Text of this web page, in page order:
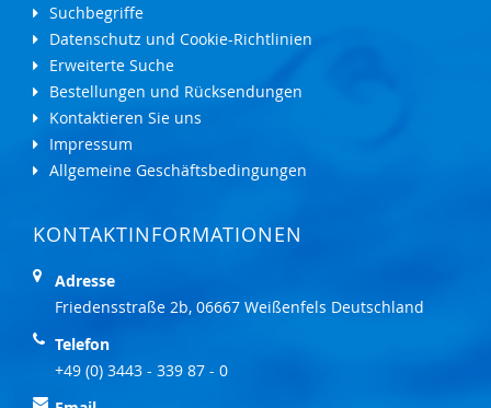
Suchbegriffe
Datenschutz und Cookie-Richtlinien
Erweiterte Suche
Bestellungen und Rücksendungen
Kontaktieren Sie uns
Impressum
Allgemeine Geschäftsbedingungen
KONTAKTINFORMATIONEN
Adresse
Friedensstraße 2b, 06667 Weißenfels Deutschland
Telefon
+49 (0) 3443 - 339 87 - 0